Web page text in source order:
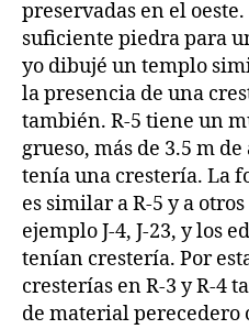
preservadas en el
suficiente piedra para
yo dibujé un templo
la presencia de una
también. R-5 tiene un
grueso, más de 3.5 m
tenía una crestería. La
es similar a R-5 y a
ejemplo J-4, J-23, y los
tenían crestería. Por
cresterías en R-3 y R-4
de material perecedero